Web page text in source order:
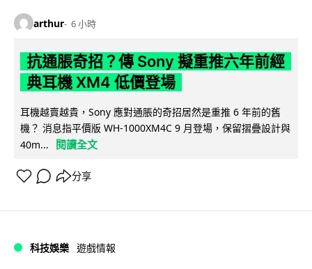
arthur 6 小時
抗通脹奇招？傳 Sony 擬重推六年前經
典耳機 XM4 低價登場
耳機越賣越貴，Sony 應對通脹的奇招居然是重推 6 年前的舊
機？ 消息指平價版 WH-1000XM4C 9 月登場，保留摺疊設計與
40m...
閱讀全文
分享
科技娛樂 遊戲情報